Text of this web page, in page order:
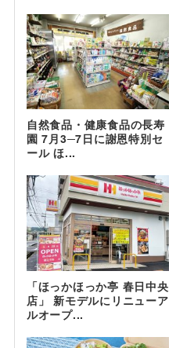
自然食品・健康食品の長寿
園 7月3─7日に謝恩特別セ
ール ほ...
「ほっかほっか亭 春日中央
店」 新モデルにリニューア
ルオープ...